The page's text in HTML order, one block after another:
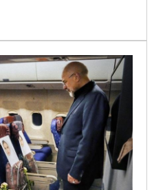
相關協議。